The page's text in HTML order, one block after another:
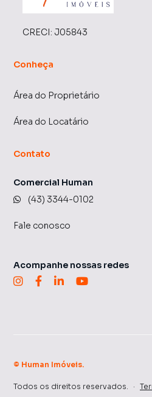
CRECI: J05843
Conheça
Área do Proprietário
Área do Locatário
Contato
Comercial Human
(43) 3344-0102
Fale conosco
Acompanhe nossas redes
© Human Imóveis.
Todos os direitos reservados. ·